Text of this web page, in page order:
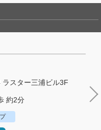
スター三浦ビル3F
約2分